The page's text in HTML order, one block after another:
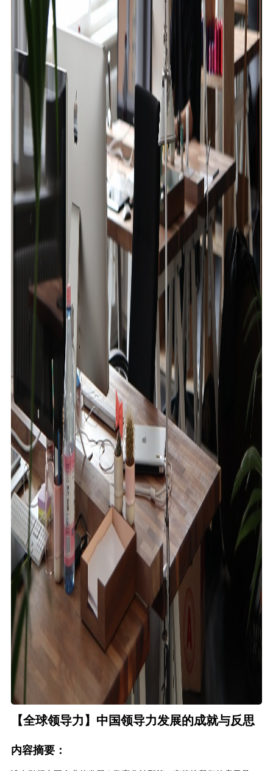
【全球领导力】中国领导力发展的成就与反思
内容摘要：